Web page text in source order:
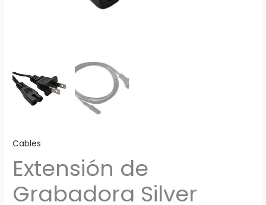
Cables
Extensión de
Grabadora Silver